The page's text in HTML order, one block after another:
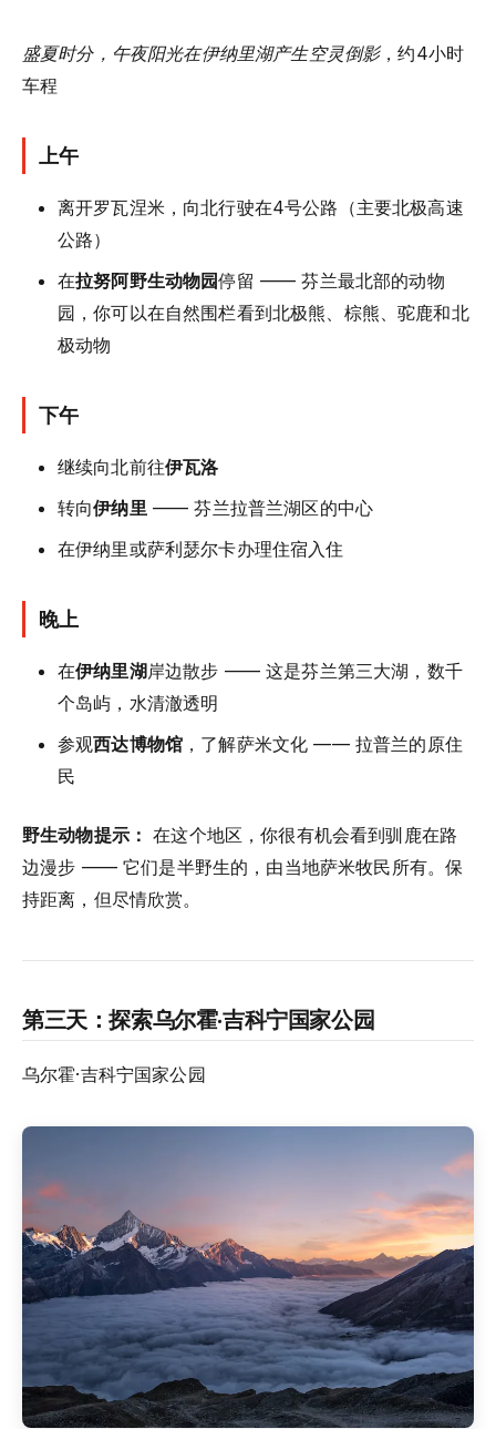
盛夏时分，午夜阳光在伊纳里湖产生空灵倒影，约4小时
车程
上午
离开罗瓦涅米，向北行驶在4号公路（主要北极高速
公路）
在拉努阿野生动物园停留 —— 芬兰最北部的动物
园，你可以在自然围栏看到北极熊、棕熊、驼鹿和北
极动物
下午
继续向北前往伊瓦洛
转向伊纳里 —— 芬兰拉普兰湖区的中心
在伊纳里或萨利瑟尔卡办理住宿入住
晚上
在伊纳里湖岸边散步 —— 这是芬兰第三大湖，数千
个岛屿，水清澈透明
参观西达博物馆 ，了解萨米文化 —— 拉普兰的原住
民
野生动物提示： 在这个地区，你很有机会看到驯鹿在路
边漫步 —— 它们是半野生的，由当地萨米牧民所有。保
持距离，但尽情欣赏。
第三天：探索乌尔霍·吉科宁国家公园
乌尔霍·吉科宁国家公园